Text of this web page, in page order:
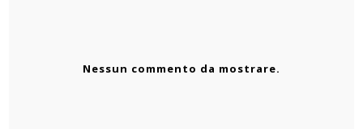
Nessun commento da mostrare.